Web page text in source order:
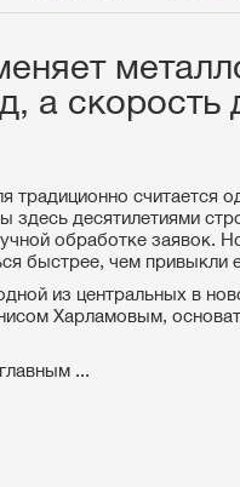
а скорость
традиционно считается
здесь десятилетиями
обработке заявок.
быстрее, чем привыкли
из центральных в
Харламовым,
...